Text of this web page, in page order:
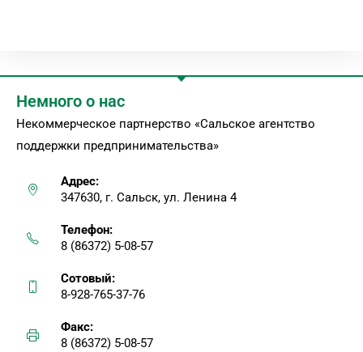
Немного о нас
Некоммерческое партнерство «Сальское агентство
поддержки предпринимательства»
Адрес:
347630, г. Сальск, ул. Ленина 4
Телефон:
8 (86372) 5-08-57
Сотовый:
8-928-765-37-76
Факс:
8 (86372) 5-08-57